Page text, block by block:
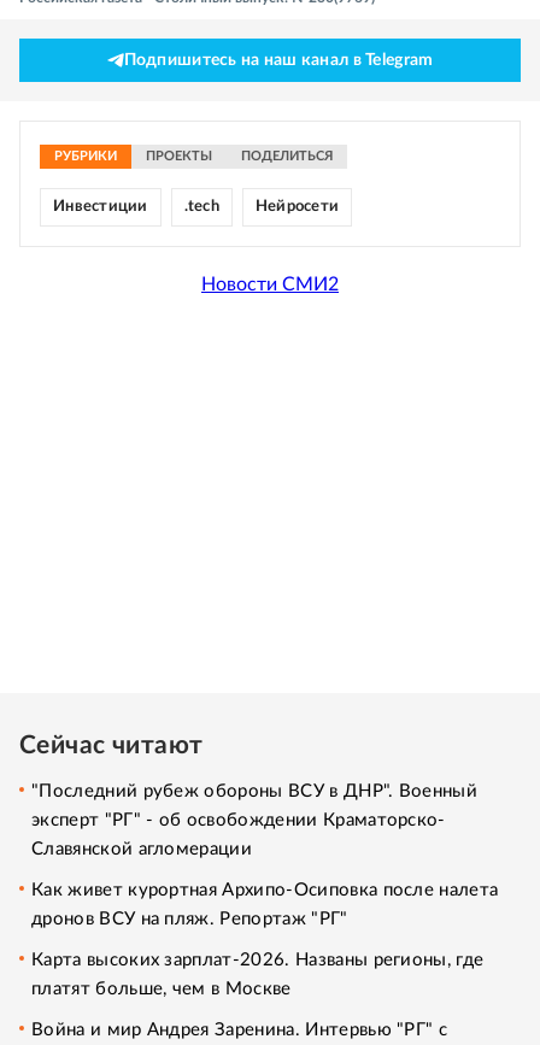
Подпишитесь на наш канал в Telegram
РУБРИКИ ПРОЕКТЫ ПОДЕЛИТЬСЯ
Инвестиции .tech Нейросети
Новости СМИ2
Сейчас читают
"Последний рубеж обороны ВСУ в ДНР". Военный
эксперт "РГ" - об освобождении Краматорско-
Славянской агломерации
Как живет курортная Архипо-Осиповка после налета
дронов ВСУ на пляж. Репортаж "РГ"
Карта высоких зарплат-2026. Названы регионы, где
платят больше, чем в Москве
Война и мир Андрея Заренина. Интервью "РГ" с